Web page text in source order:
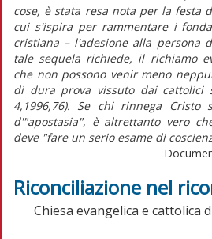
cose, è stata resa nota per la festa
cui s'ispira per rammentare i
cristiana – l'adesione alla persona
tale sequela richiede, il richiamo
che non possono venir meno
di dura prova vissuto dai cattolici
4,1996,76). Se chi rinnega Cristo
d'"apostasia", è altrettanto vero
deve "fare un serio esame di
Riconciliazione nel
Chiesa evangelica e cattolica